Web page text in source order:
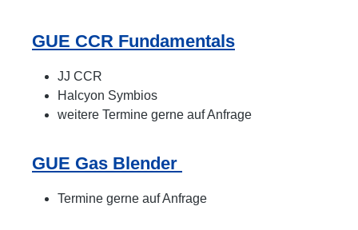
GUE CCR Fundamentals
JJ CCR
Halcyon Symbios
weitere Termine gerne auf Anfrage
GUE Gas Blender
Termine gerne auf Anfrage